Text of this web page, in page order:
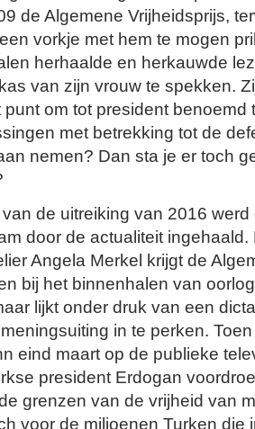
de Algemene Vrijheidsprijs,
vorkje met hem te mogen
herhaalde en herkauwde
van zijn vrouw te spekken.
punt om tot president benoemd
met betrekking tot de
nemen? Dan sta je er toch
de uitreiking van 2016
door de actualiteit ingehaald.
Angela Merkel krijgt de
bij het binnenhalen van
lijkt onder druk van een
in te perken.
eind maart op de publieke
president Erdogan
grenzen van de vrijheid van
voor de miljoenen Turken die